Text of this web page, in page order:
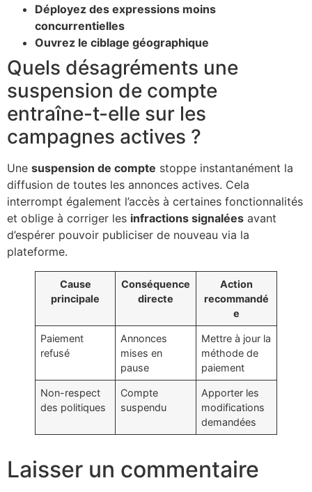
Déployez des expressions moins
concurrentielles
Ouvrez le ciblage géographique
Quels désagréments une
suspension de compte
entraîne-t-elle sur les
campagnes actives ?
Une suspension de compte stoppe instantanément la
diffusion de toutes les annonces actives. Cela
interrompt également l’accès à certaines fonctionnalités
et oblige à corriger les infractions signalées avant
d’espérer pouvoir publiciser de nouveau via la
plateforme.
Cause
principale
Conséquence
directe
Action
recommandé
e
Paiement
refusé
Annonces
mises en
pause
Mettre à jour la
méthode de
paiement
Non-respect
des politiques
Compte
suspendu
Apporter les
modifications
demandées
Laisser un commentaire